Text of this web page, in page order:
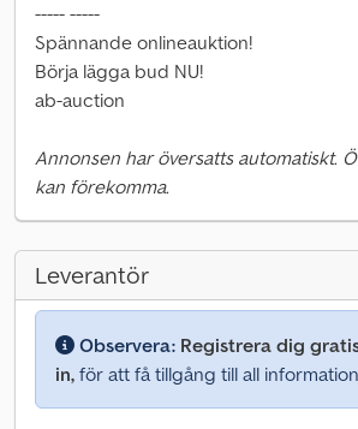
----- -----
Spännande onlineauktion!
Börja lägga bud NU!
ab-auction
Annonsen har översatts automatiskt.
kan förekomma.
Leverantör
Observera: Registrera dig
in, för att få tillgång till all